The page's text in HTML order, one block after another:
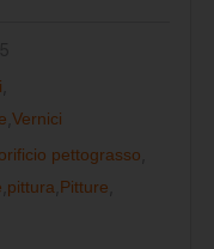
Vernici
pettograsso
pittura Pitture